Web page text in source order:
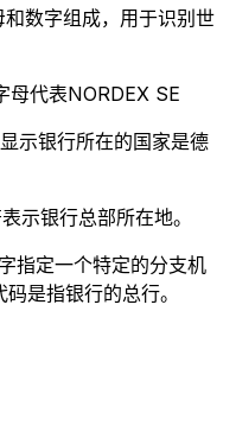
数字组成，用于识别世
母代表NORDEX SE
示银行所在的国家是德
示银行总部所在地。
指定一个特定的分支机
是指银行的总行。